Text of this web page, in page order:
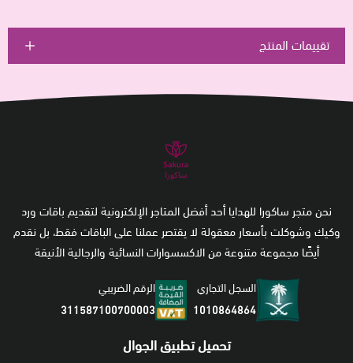
تقييمات المنتج
نحن متجر ساكورا للهدايا أحد أفضل المتاجر الإلكترونية لتقديم باقات ورد
وكيك وشوكلت بأسعار معقولة لا يقتصر عملنا على الباقات فقط، بل نقدم
أيضًا مجموعة متنوعة من الاكسسوارات النسائية والرجالية الأنيقة
السجل التجاري
1010864864
الرقم الضريبي
311587100700003
تحميل تطبيق الجوال